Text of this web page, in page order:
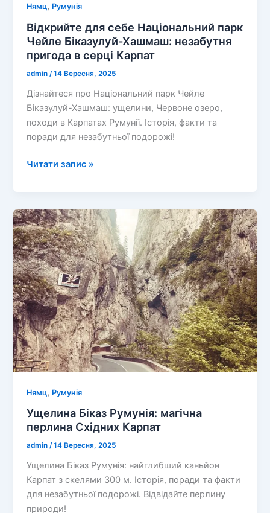
Нямц, Румунія
Відкрийте для себе Національний парк
Чейле Біказулуй-Хашмаш: незабутня
пригода в серці Карпат
admin /14 Вересня, 2025
Дізнайтеся про Національний парк Чейле
Біказулуй-Хашмаш: ущелини, Червоне озеро,
походи в Карпатах Румунії. Історія, факти та
поради для незабутньої подорожі!
Відкрийте
Національний
парк
Чейле
Біказулуй-
Хашмаш:
незабутня
пригода
в
серці
Карпат
Читати запис »
Нямц, Румунія
Ущелина Біказ Румунія: магічна
перлина Східних Карпат
admin/14 Вересня, 2025
Ущелина Біказ Румунія: найглибший каньйон
Карпат з скелями 300 м. Історія, поради та факти
для незабутньої подорожі. Відвідайте перлину
природи!